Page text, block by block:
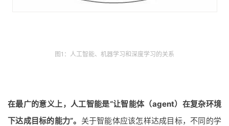
图1：人工智能、机器学习和深度学习的关系
在最广的意义上，人工智能是“让智能体（agent）在复杂环境
下达成目标的能力”。 关于智能体应该怎样达成目标，不同的学